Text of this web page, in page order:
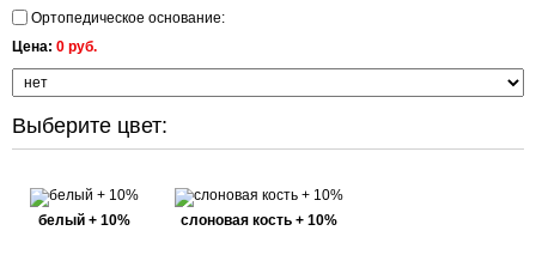
Ортопедическое основание:
Цена: 0 руб.
Выберите цвет:
белый + 10% слоновая кость + 10%